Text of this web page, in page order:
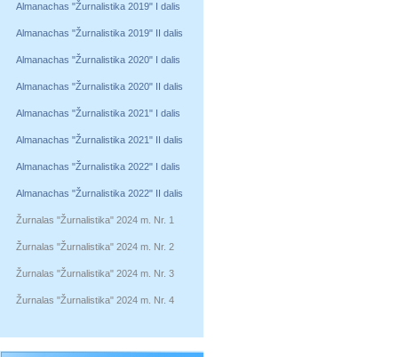
Almanachas "Žurnalistika 2019" I dalis
Almanachas "Žurnalistika 2019" II dalis
Almanachas "Žurnalistika 2020" I dalis
Almanachas "Žurnalistika 2020" II dalis
Almanachas "Žurnalistika 2021" I dalis
Almanachas "Žurnalistika 2021" II dalis
Almanachas "Žurnalistika 2022" I dalis
Almanachas "Žurnalistika 2022" II dalis
Žurnalas "Žurnalistika" 2024 m. Nr. 1
Žurnalas "Žurnalistika" 2024 m. Nr. 2
Žurnalas "Žurnalistika" 2024 m. Nr. 3
Žurnalas "Žurnalistika" 2024 m. Nr. 4